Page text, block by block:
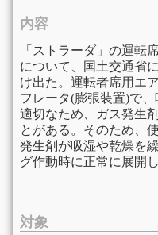
内容
「ストラーダ」の運転
について、国土交通省
け出た。運転者席用エ
フレータ(膨張装置)で
適切なため、ガス発生
とがある。そのため、
発生剤が吸湿や乾燥を
グ作動時に正常に展開
対象